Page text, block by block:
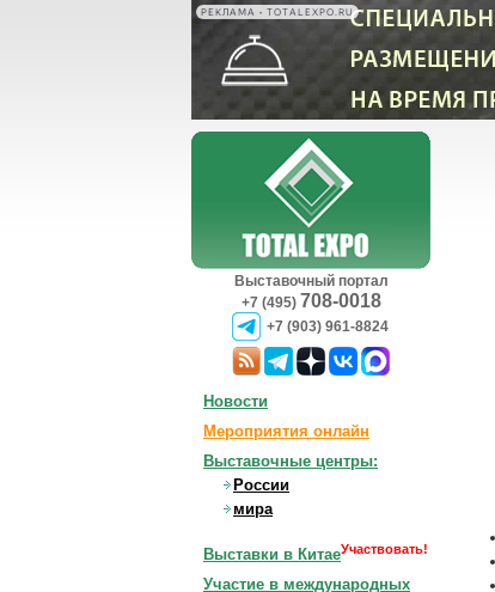
РЕКЛАМА • TOTALEXPO.RU
Выставочный портал
+7 (495) 708-0018
+7 (903) 961-8824
Новости
Мероприятия онлайн
Выставочные центры:
России
мира
Выставки в КитаеУчаствовать!
Участие в международных